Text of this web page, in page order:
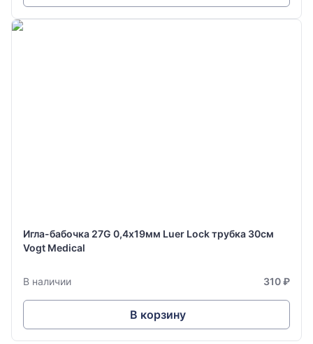
Игла-бабочка 27G 0,4х19мм Luer Lock трубка 30см
Vogt Medical
В наличии 310 ₽
В корзину